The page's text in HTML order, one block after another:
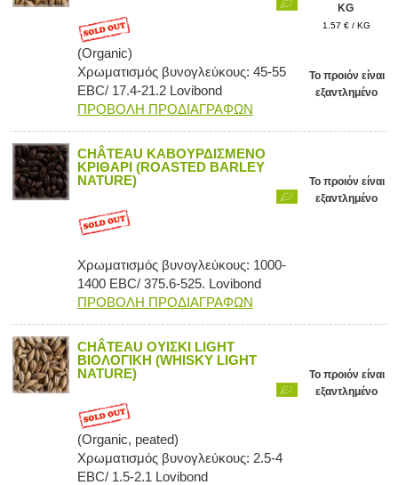
(Organic)
Χρωματισμός βυνογλεύκους: 45-55
EBC/ 17.4-21.2 Lovibond
ΠΡΟΒΟΛΗ ΠΡΟΔΙΑΓΡΑΦΩΝ
KG
1.57 € / KG
Το προιόν είναι
εξαντλημένο
CHÂTEAU ΚΑΒΟΥΡΔΙΣΜΕΝΟ
ΚΡΙΘΑΡΙ (ROASTED BARLEY
NATURE)
Χρωματισμός βυνογλεύκους: 1000-
1400 EBC/ 375.6-525. Lovibond
ΠΡΟΒΟΛΗ ΠΡΟΔΙΑΓΡΑΦΩΝ
Το προιόν είναι
εξαντλημένο
CHÂTEAU ΟΥΙΣΚΙ LIGHT
ΒΙΟΛΟΓΙΚΗ (WHISKY LIGHT
NATURE)
(Organic, peated)
Χρωματισμός βυνογλεύκους: 2.5-4
EBC/ 1.5-2.1 Lovibond
Το προιόν είναι
εξαντλημένο